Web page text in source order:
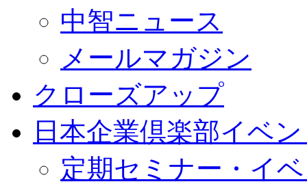
中智ニュース
メールマガジン
クローズアップ
日本企業倶楽部イベ
定期セミナー・イ